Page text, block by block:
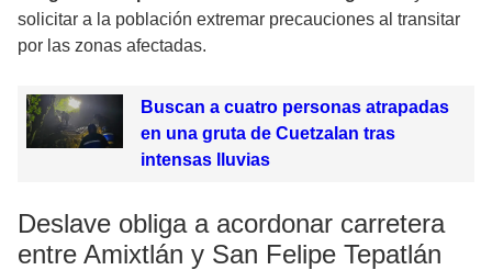
solicitar a la población extremar precauciones al transitar
por las zonas afectadas.
Buscan a cuatro personas atrapadas
en una gruta de Cuetzalan tras
intensas lluvias
Deslave obliga a acordonar carretera
entre Amixtlán y San Felipe Tepatlán